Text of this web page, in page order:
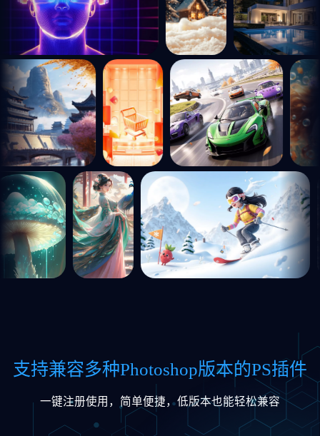
支持兼容多种Photoshop版本的PS插件
一键注册使用，简单便捷，低版本也能轻松兼容